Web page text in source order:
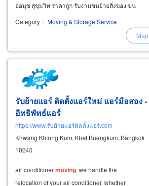
อ่อนุช สุขุมวิท ราคาถูก รับงานขนย้ายสิ่งของ ขน
สิ่งของขนาดเล็ก-ขนาดใหญ่ เชี่ยวชาญการขนย้าย
เครื่องจักรจากโรงงาน รวมถึงสิ่งของที่มีน้ำหนัก
มาก
Category : Moving & Storage Service
รับย้ายแอร์ ติดตั้งแอร์ใหม่ แอร์มือสอง -
อิทธิพัทธ์แอร์
https://www.รับย้ายแอร์ติดตั้งแอร์.com
Khwang Khlong Kum, Khet Buengkum, Bangkok
10240
air conditionermoving: we handle the
relocation of your air conditioner, whether